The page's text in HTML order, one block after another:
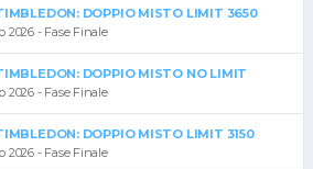
DOPPIO MISTO LIMIT 3650
2026 - Fase Finale
DOPPIO MISTO NO LIMIT
2026 - Fase Finale
DOPPIO MISTO LIMIT 3150
2026 - Fase Finale